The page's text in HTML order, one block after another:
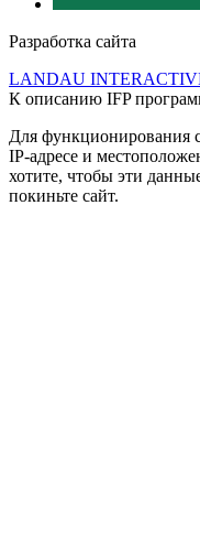
Разработка сайта
LANDAU
К описанию IFP
Для функционирования
IP-адресе и
хотите, чтобы эти
покиньте сайт.